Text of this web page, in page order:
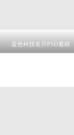
蓝色科技名片PSD素材